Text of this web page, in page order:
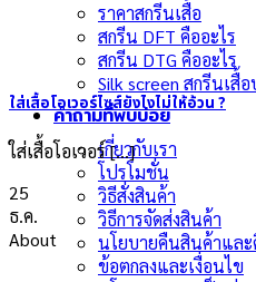
ราคาสกรีนเสื้อ
สกรีน DFT คืออะไร
สกรีน DTG คืออะไร
Silk screen สกรีนเสื้
คำถามที่พบบ่อย
เกี่ยวกับเรา
โปรโมชั่น
วิธีสั่งสินค้า
วิธีการจัดส่งสินค้า
นโยบายคืนสินค้าและ
ข้อตกลงและเงื่อนไข
ใส่เสื้อโอเวอร์ไซส์ยังไงไม่ให้อ้วน ?
ใส่เสื้อโอเวอร์ [...]
25
ธ.ค.
About